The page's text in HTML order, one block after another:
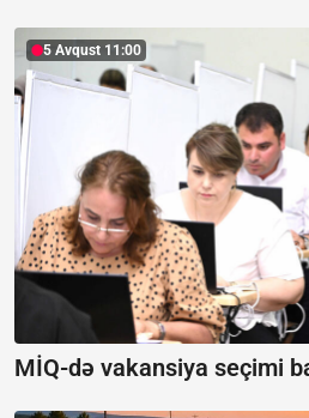
5 Avqust 11:00
MİQ-də vakansiya seçimi